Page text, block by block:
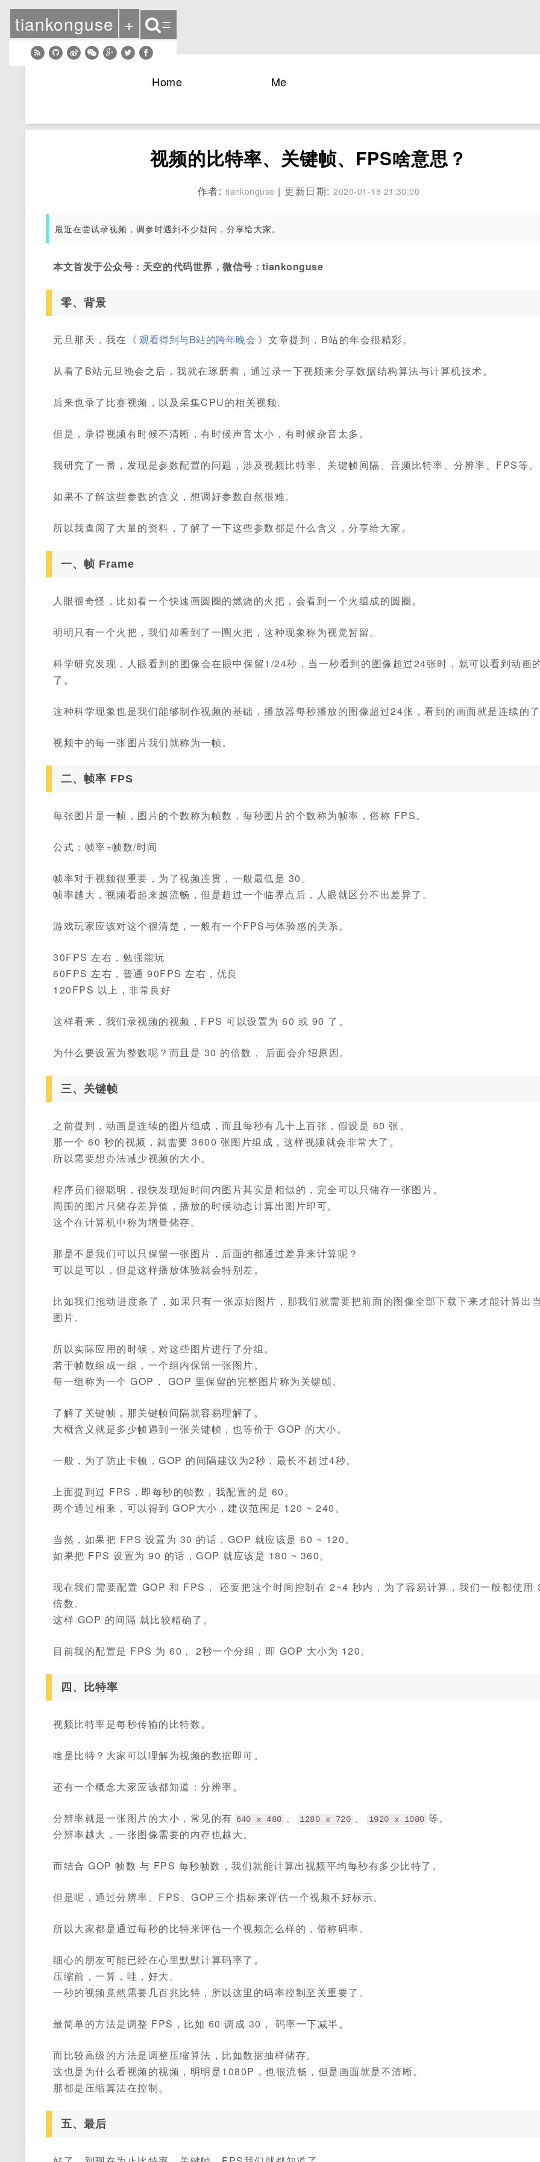
Home Me
视频的比特率、关键帧、FPS啥意思？
作者: tiankonguse | 更新日期:2020-01-18 21:30:00
最近在尝试录视频，调参时遇到不少疑问，分享给大家。
本文首发于公众号：天空的代码世界，微信号：tiankonguse
零、背景
元旦那天，我在《 观看得到与B站的跨年晚会 》文章提到，B站的年会很精彩。
从看了B站元旦晚会之后，我就在琢磨着，通过录一下视频来分享数据结构算法与计算机技术。
后来也录了比赛视频，以及采集CPU的相关视频。
但是，录得视频有时候不清晰，有时候声音太小，有时候杂音太多。
我研究了一番，发现是参数配置的问题，涉及视频比特率、关键帧间隔、音频比特率、分辨率、FPS等。
如果不了解这些参数的含义，想调好参数自然很难。
所以我查阅了大量的资料，了解了一下这些参数都是什么含义，分享给大家。
一、帧 Frame
人眼很奇怪，比如看一个快速画圆圈的燃烧的火把，会看到一个火组成的圆圈。
明明只有一个火把，我们却看到了一圈火把，这种现象称为视觉暂留。
科学研究发现，人眼看到的图像会在眼中保留1/24秒，当一秒看到的图像超过24张时，就可以看到动画
了。
这种科学现象也是我们能够制作视频的基础，播放器每秒播放的图像超过24张，看到的画面就是连续的
视频中的每一张图片我们就称为一帧。
二、帧率 FPS
每张图片是一帧，图片的个数称为帧数，每秒图片的个数称为帧率，俗称 FPS。
公式：帧率=帧数/时间
帧率对于视频很重要，为了视频连贯，一般最低是 30。
帧率越大，视频看起来越流畅，但是超过一个临界点后，人眼就区分不出差异了。
游戏玩家应该对这个很清楚，一般有一个FPS与体验感的关系。
30FPS 左右，勉强能玩
60FPS 左右，普通 90FPS 左右，优良
120FPS 以上，非常良好
这样看来，我们录视频的视频，FPS 可以设置为 60 或 90 了。
为什么要设置为整数呢？而且是 30 的倍数， 后面会介绍原因。
三、关键帧
之前提到，动画是连续的图片组成，而且每秒有几十上百张，假设是 60 张。
那一个 60 秒的视频，就需要 3600 张图片组成，这样视频就会非常大了。
所以需要想办法减少视频的大小。
程序员们很聪明，很快发现短时间内图片其实是相似的，完全可以只储存一张图片。
周围的图片只储存差异值，播放的时候动态计算出图片即可。
这个在计算机中称为增量储存。
那是不是我们可以只保留一张图片，后面的都通过差异来计算呢？
可以是可以，但是这样播放体验就会特别差。
比如我们拖动进度条了，如果只有一张原始图片，那我们就需要把前面的图像全部下载下来才能计算出
图片。
所以实际应用的时候，对这些图片进行了分组。
若干帧数组成一组，一个组内保留一张图片。
每一组称为一个 GOP， GOP 里保留的完整图片称为关键帧。
了解了关键帧，那关键帧间隔就容易理解了。
大概含义就是多少帧遇到一张关键帧，也等价于 GOP 的大小。
一般，为了防止卡顿，GOP 的间隔建议为2秒，最长不超过4秒。
上面提到过 FPS，即每秒的帧数，我配置的是 60。
两个通过相乘，可以得到 GOP大小，建议范围是 120 ~ 240。
当然，如果把 FPS 设置为 30 的话，GOP 就应该是 60 ~ 120。
如果把 FPS 设置为 90 的话，GOP 就应该是 180 ~ 360。
现在我们需要配置 GOP 和 FPS， 还要把这个时间控制在 2~4 秒内，为了容易计算，我们一般都使用
倍数。
这样 GOP 的间隔 就比较精确了。
目前我的配置是 FPS 为 60， 2秒一个分组，即 GOP 大小为 120。
四、比特率
视频比特率是每秒传输的比特数。
啥是比特？大家可以理解为视频的数据即可。
还有一个概念大家应该都知道：分辨率。
分辨率就是一张图片的大小，常见的有 640 x 480 、 1280 x 720 、 1920 x 1080 等。
分辨率越大，一张图像需要的内存也越大。
而结合 GOP 帧数 与 FPS 每秒帧数，我们就能计算出视频平均每秒有多少比特了。
但是呢，通过分辨率、FPS、GOP三个指标来评估一个视频不好标示。
所以大家都是通过每秒的比特来评估一个视频怎么样的，俗称码率。
细心的朋友可能已经在心里默默计算码率了。
压缩前，一算，哇，好大。
一秒的视频竟然需要几百兆比特，所以这里的码率控制至关重要了。
最简单的方法是调整 FPS，比如 60 调成 30， 码率一下减半。
而比较高级的方法是调整压缩算法，比如数据抽样储存。
这也是为什么看视频的视频，明明是1080P，也很流畅，但是画面就是不清晰。
那都是压缩算法在控制。
五、最后
tiankonguse + ≡